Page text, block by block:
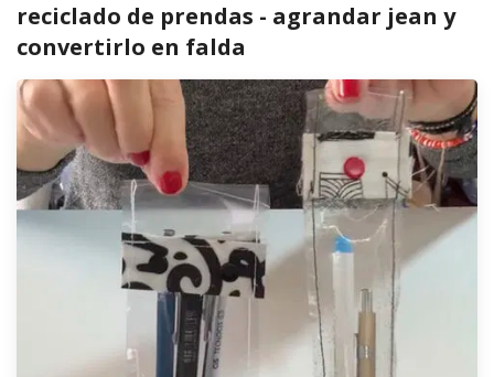
reciclado de prendas - agrandar jean y
convertirlo en falda